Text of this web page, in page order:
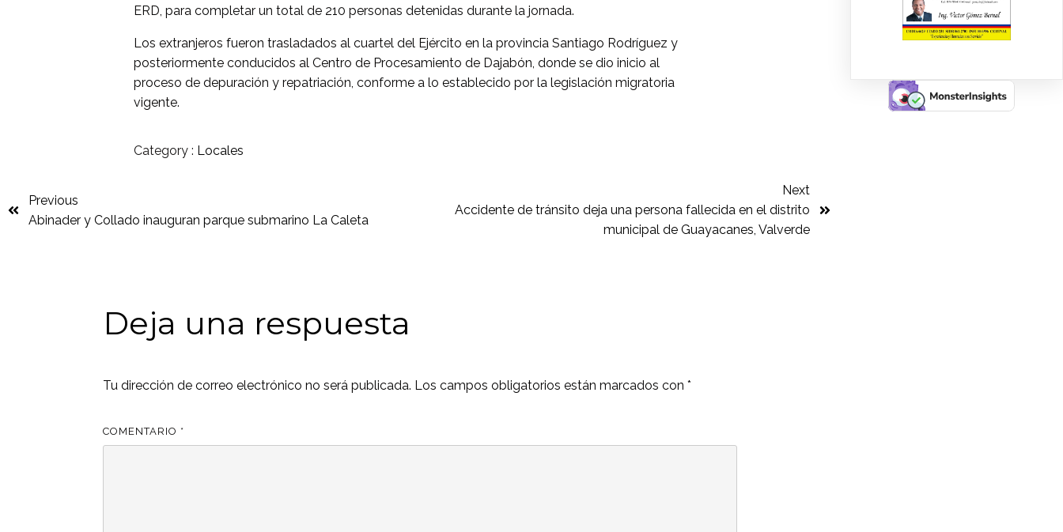
ERD, para completar un total de 210 personas detenidas durante la jornada.
Los extranjeros fueron trasladados al cuartel del Ejército en la provincia Santiago Rodríguez y
posteriormente conducidos al Centro de Procesamiento de Dajabón, donde se dio inicio al
proceso de depuración y repatriación, conforme a lo establecido por la legislación migratoria
vigente.
Category : Locales
Previous
Abinader y Collado inauguran parque submarino La Caleta
Next
Accidente de tránsito deja una persona fallecida en el distrito
municipal de Guayacanes, Valverde
Deja una respuesta
Tu dirección de correo electrónico no será publicada. Los campos obligatorios están marcados con*
COMENTARIO *